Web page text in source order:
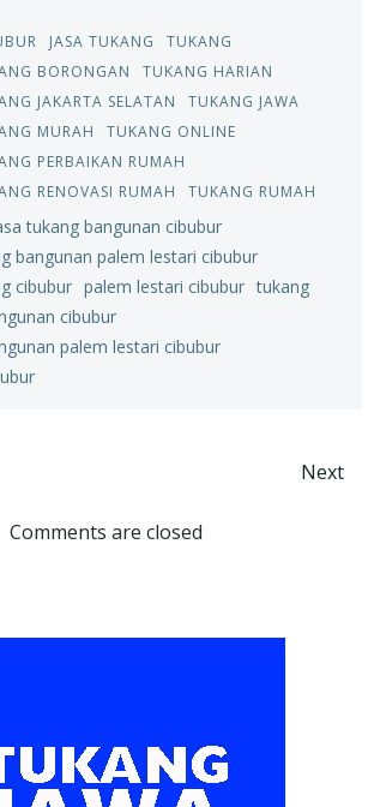
JASA TUKANG
TUKANG
BORONGAN
TUKANG HARIAN
JAKARTA SELATAN
TUKANG JAWA
MURAH
TUKANG ONLINE
PERBAIKAN RUMAH
RENOVASI RUMAH
TUKANG RUMAH
tukang bangunan cibubur
bangunan palem lestari cibubur
cibubur palem lestari cibubur tukang
cibubur
palem lestari cibubur
navigation
Next
Comments are closed